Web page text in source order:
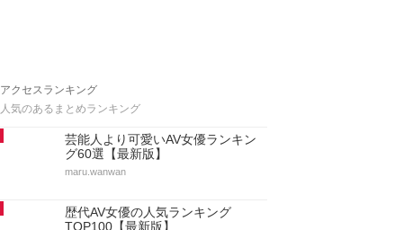
アクセスランキング
人気のあるまとめランキング
芸能人より可愛いAV女優ランキン
グ60選【最新版】
maru.wanwan
歴代AV女優の人気ランキング
TOP100【最新版】